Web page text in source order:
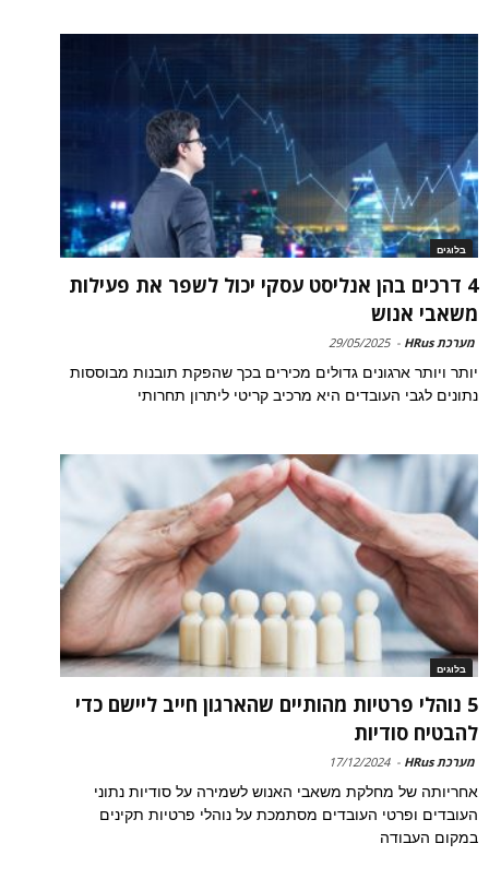
בלוגים
4 דרכים בהן אנליסט עסקי יכול לשפר את פעילות
משאבי אנוש
מערכת HRus -
29/05/2025
יותר ויותר ארגונים גדולים מכירים בכך שהפקת תובנות מבוססות
נתונים לגבי העובדים היא מרכיב קריטי ליתרון תחרותי
בלוגים
5 נוהלי פרטיות מהותיים שהארגון חייב ליישם כדי
להבטיח סודיות
מערכת HRus -
17/12/2024
אחריותה של מחלקת משאבי האנוש לשמירה על סודיות נתוני
העובדים ופרטי העובדים מסתמכת על נוהלי פרטיות תקינים
במקום העבודה